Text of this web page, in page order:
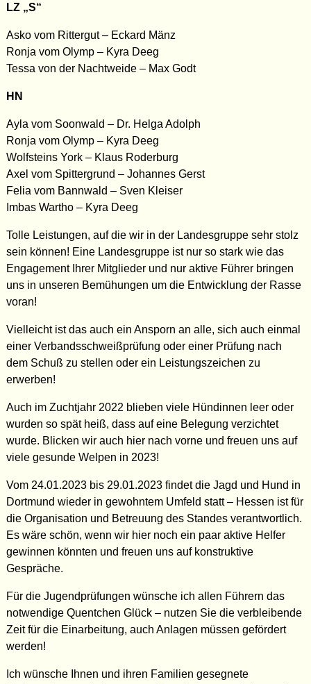
LZ „S“
Asko vom Rittergut – Eckard Mänz
Ronja vom Olymp – Kyra Deeg
Tessa von der Nachtweide – Max Godt
HN
Ayla vom Soonwald – Dr. Helga Adolph
Ronja vom Olymp – Kyra Deeg
Wolfsteins York – Klaus Roderburg
Axel vom Spittergrund – Johannes Gerst
Felia vom Bannwald – Sven Kleiser
Imbas Wartho – Kyra Deeg
Tolle Leistungen, auf die wir in der Landesgruppe sehr stolz
sein können! Eine Landesgruppe ist nur so stark wie das
Engagement Ihrer Mitglieder und nur aktive Führer bringen
uns in unseren Bemühungen um die Entwicklung der Rasse
voran!
Vielleicht ist das auch ein Ansporn an alle, sich auch einmal
einer Verbandsschweißprüfung oder einer Prüfung nach
dem Schuß zu stellen oder ein Leistungszeichen zu
erwerben!
Auch im Zuchtjahr 2022 blieben viele Hündinnen leer oder
wurden so spät heiß, dass auf eine Belegung verzichtet
wurde. Blicken wir auch hier nach vorne und freuen uns auf
viele gesunde Welpen in 2023!
Vom 24.01.2023 bis 29.01.2023 findet die Jagd und Hund in
Dortmund wieder in gewohntem Umfeld statt – Hessen ist für
die Organisation und Betreuung des Standes verantwortlich.
Es wäre schön, wenn wir hier noch ein paar aktive Helfer
gewinnen könnten und freuen uns auf konstruktive
Gespräche.
Für die Jugendprüfungen wünsche ich allen Führern das
notwendige Quentchen Glück – nutzen Sie die verbleibende
Zeit für die Einarbeitung, auch Anlagen müssen gefördert
werden!
Ich wünsche Ihnen und ihren Familien gesegnete